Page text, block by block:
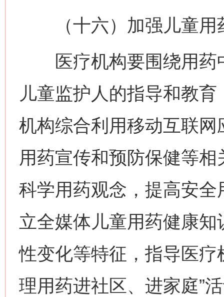
（十六）加强儿童用
医疗机构要围绕用药
儿童监护人的指导和教
机构综合利用移动互联
用药宣传和预防保健等
科学用药观念，提高安
立全媒体儿童用药健康
性变化等特征，指导医疗
理用药进社区、进家庭”